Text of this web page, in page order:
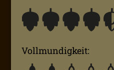
Vollmundigkeit: